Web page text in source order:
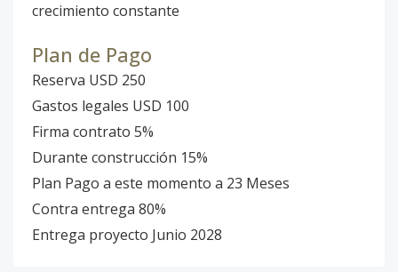
crecimiento constante
Plan de Pago
Reserva USD 250
Gastos legales USD 100
Firma contrato 5%
Durante construcción 15%
Plan Pago a este momento a 23 Meses
Contra entrega 80%
Entrega proyecto Junio 2028